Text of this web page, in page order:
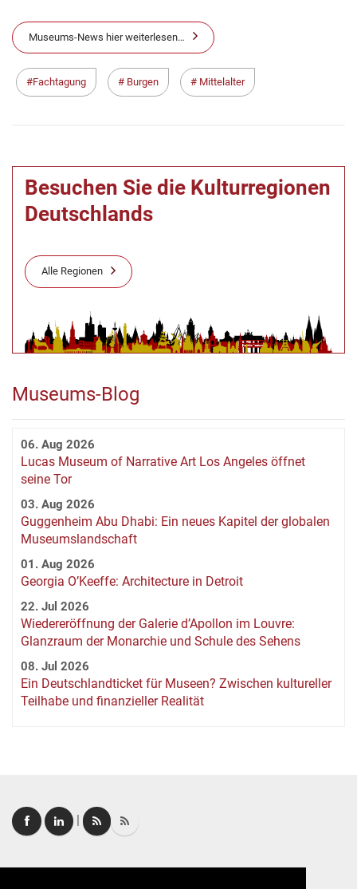
Museums-News hier weiterlesen…
Fachtagung Burgen Mittelalter
Besuchen Sie die Kulturregionen
Deutschlands
Alle Regionen
Museums-Blog
06. Aug 2026
Lucas Museum of Narrative Art Los Angeles öffnet
seine Tor
03. Aug 2026
Guggenheim Abu Dhabi: Ein neues Kapitel der globalen
Museumslandschaft
01. Aug 2026
Georgia O’Keeffe: Architecture in Detroit
22. Jul 2026
Wiedereröffnung der Galerie d’Apollon im Louvre:
Glanzraum der Monarchie und Schule des Sehens
08. Jul 2026
Ein Deutschlandticket für Museen? Zwischen kultureller
Teilhabe und finanzieller Realität
|